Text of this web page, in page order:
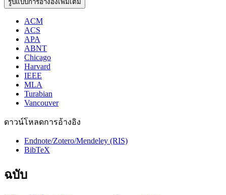
รูปแบบการอ้างอิงเพิ่มเติม
ACM
ACS
APA
ABNT
Chicago
Harvard
IEEE
MLA
Turabian
Vancouver
ดาวน์โหลดการอ้างอิง
Endnote/Zotero/Mendeley (RIS)
BibTeX
ฉบับ